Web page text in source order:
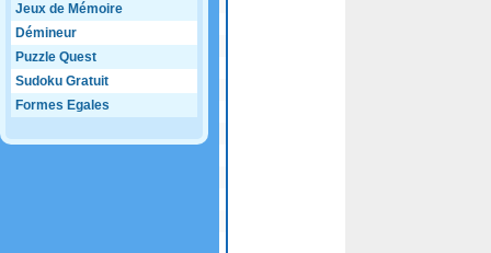
Jeux de Mémoire
Démineur
Puzzle Quest
Sudoku Gratuit
Formes Egales